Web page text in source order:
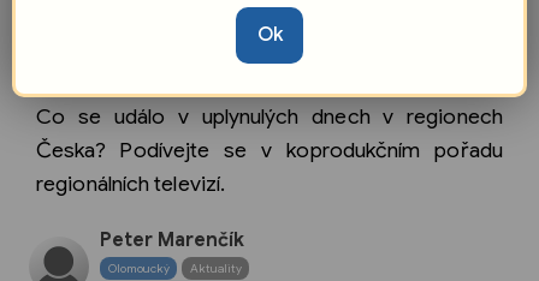
Co se událo v uplynulých dnech v regionech
Česka? Podívejte se v koprodukčním pořadu
regionálních televizí.
Peter Marenčík
Olomoucký Aktuality
Ok